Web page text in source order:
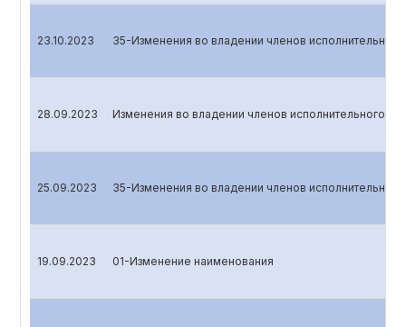
23.10.2023 35-Изменения во владении членов
28.09.2023 Изменения во владении членов исполнительного
25.09.2023 35-Изменения во владении членов
19.09.2023 01-Изменение наименования